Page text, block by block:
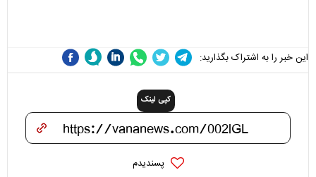
این خبر را به اشتراک بگذارید:
کپی لینک
پسندیدم